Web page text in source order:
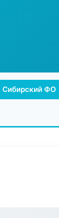
Сибирский ФО